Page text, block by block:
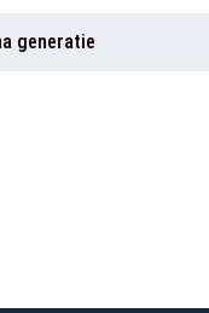
generatie